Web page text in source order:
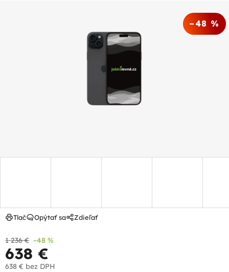
–48 %
1 236 € –48 %
638 €
638 € bez DPH
Tlač Opýtať sa Zdieľať